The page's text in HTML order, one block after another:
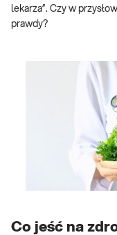
lekarza”. Czy w
prawdy?
Co jeść na